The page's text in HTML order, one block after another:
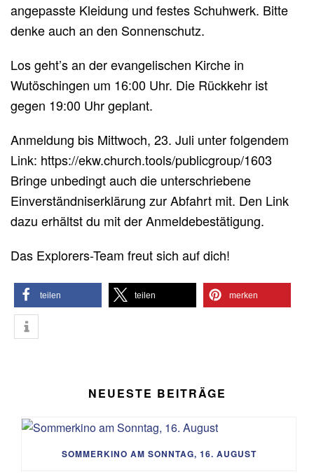
angepasste Kleidung und festes Schuhwerk. Bitte
denke auch an den Sonnenschutz.
Los geht’s an der evangelischen Kirche in
Wutöschingen um 16:00 Uhr. Die Rückkehr ist
gegen 19:00 Uhr geplant.
Anmeldung bis Mittwoch, 23. Juli unter folgendem
Link: https://ekw.church.tools/publicgroup/1603
Bringe unbedingt auch die unterschriebene
Einverständniserklärung zur Abfahrt mit. Den Link
dazu erhältst du mit der Anmeldebestätigung.
Das Explorers-Team freut sich auf dich!
teilen teilen merken
NEUESTE BEITRÄGE
SOMMERKINO AM SONNTAG, 16. AUGUST